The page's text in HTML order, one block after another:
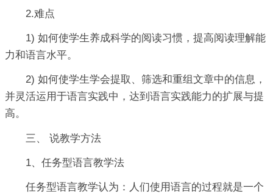
2.难点
1) 如何使学生养成科学的阅读习惯，提高阅读理解能
力和语言水平。
2) 如何使学生学会提取、筛选和重组文章中的信息，
并灵活运用于语言实践中，达到语言实践能力的扩展与提
高。
三、 说教学方法
1、任务型语言教学法
任务型语言教学认为：人们使用语言的过程就是一个